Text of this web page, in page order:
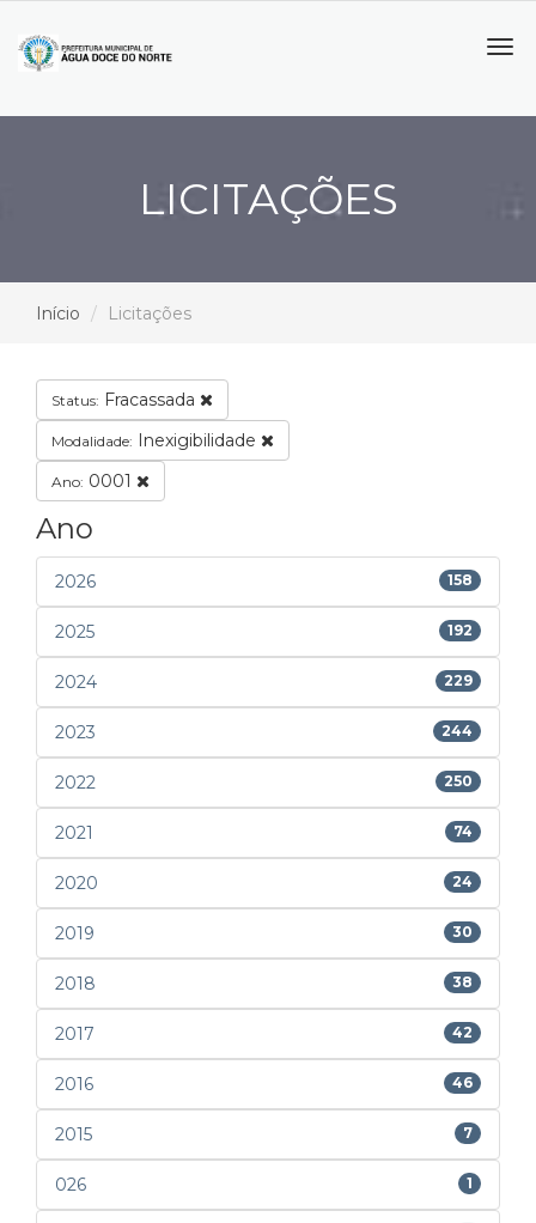
LICITAÇÕES
Início Licitações
Status: Fracassada
Modalidade: Inexigibilidade
Ano: 0001
Ano
2026 158
2025 192
2024 229
2023 244
2022 250
2021 74
2020 24
2019 30
2018 38
2017 42
2016 46
2015 7
026 1